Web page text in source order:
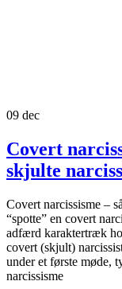
09 dec
Covert
skjulte
Covert narcissisme –
“spotte” en covert
adfærd karaktertræk
covert (skjult)
under et første møde,
narcissisme